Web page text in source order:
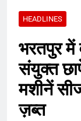
HEADLINES
भरतपुर में
संयुक्त
मशीनें
ज़ब्त